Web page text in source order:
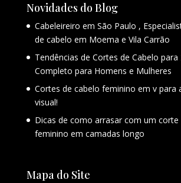
Novidades do Blog
Cabeleireiro em São Paulo ,
de cabelo em Moema e Vila Carrão
Tendências de Cortes de Cabelo para
Completo para Homens e Mulheres
Cortes de cabelo feminino em v para
visual!
Dicas de como arrasar com um corte
feminino em camadas longo
Mapa do Site